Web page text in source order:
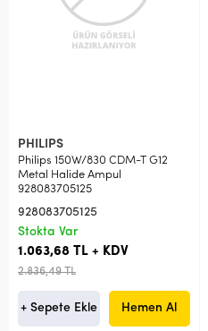
PHILIPS
Philips 150W/830 CDM-T G12
Metal Halide Ampul
928083705125
928083705125
Stokta Var
1.063,68 TL + KDV
2.836,49 TL
+ Sepete Ekle Hemen Al